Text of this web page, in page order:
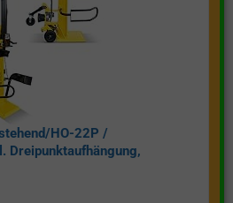
HO-22P /
Dreipunktaufhängung,